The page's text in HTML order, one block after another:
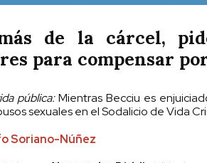
de la cárcel,
para compensar
pública:Mientras Becciu es
sexuales en el Sodalicio de Vida
Soriano-Núñez